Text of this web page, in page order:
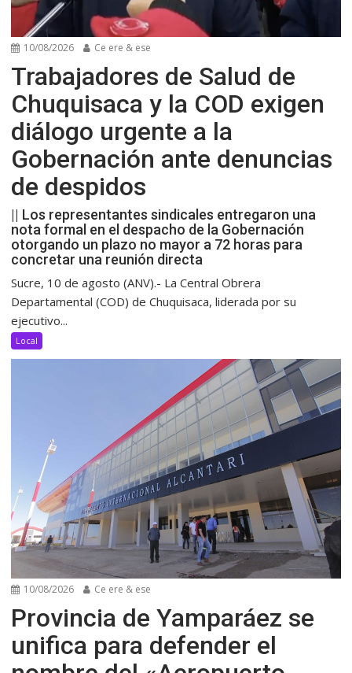
10/08/2026 Ce ere & ese
Trabajadores de Salud de
Chuquisaca y la COD exigen
diálogo urgente a la
Gobernación ante denuncias
de despidos
|| Los representantes sindicales entregaron una
nota formal en el despacho de la Gobernación
otorgando un plazo no mayor a 72 horas para
concretar una reunión directa
Sucre, 10 de agosto (ANV).- La Central Obrera
Departamental (COD) de Chuquisaca, liderada por su
ejecutivo...
Local
10/08/2026 Ce ere & ese
Provincia de Yamparáez se
unifica para defender el